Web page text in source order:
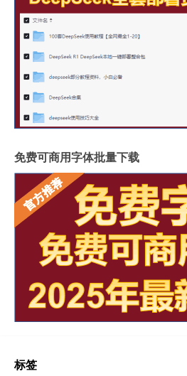
免费可商用字体批量下载
标签